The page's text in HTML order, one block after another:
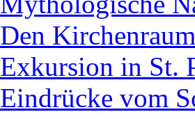
Den
Exkursion in St.
Eindrücke vom